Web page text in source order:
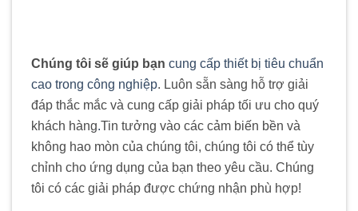
Chúng tôi sẽ giúp bạn cung cấp thiết bị tiêu chuẩn
cao trong công nghiệp. Luôn sẵn sàng hỗ trợ giải
đáp thắc mắc và cung cấp giải pháp tối ưu cho quý
khách hàng.Tin tưởng vào các cảm biến bền và
không hao mòn của chúng tôi, chúng tôi có thể tùy
chỉnh cho ứng dụng của bạn theo yêu cầu. Chúng
tôi có các giải pháp được chứng nhận phù hợp!